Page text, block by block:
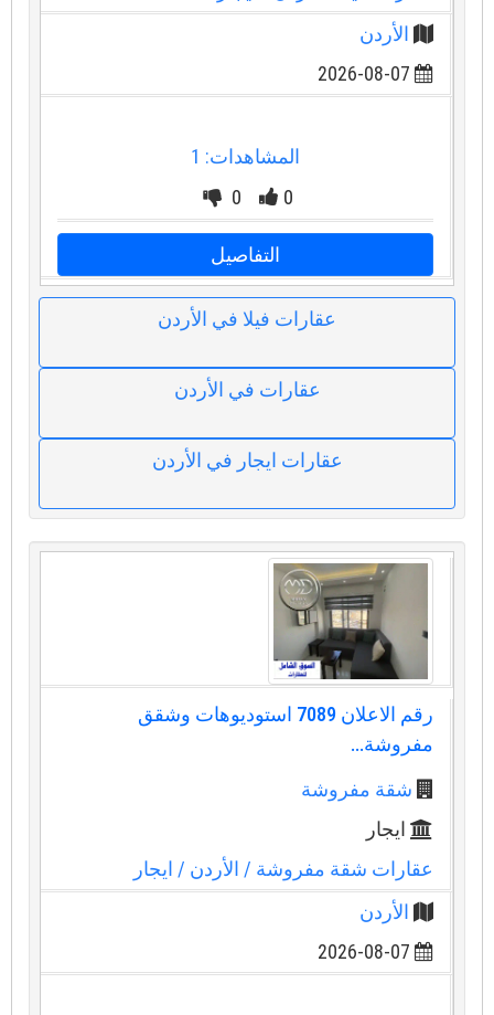
الأردن
2026-08-07
المشاهدات: 1
0
0
التفاصيل
عقارات فيلا في الأردن
عقارات في الأردن
عقارات ايجار في الأردن
رقم الاعلان 7089 استوديوهات وشقق
مفروشة...
شقة مفروشة
ايجار
عقارات شقة مفروشة/ الأردن/ ايجار
الأردن
2026-08-07